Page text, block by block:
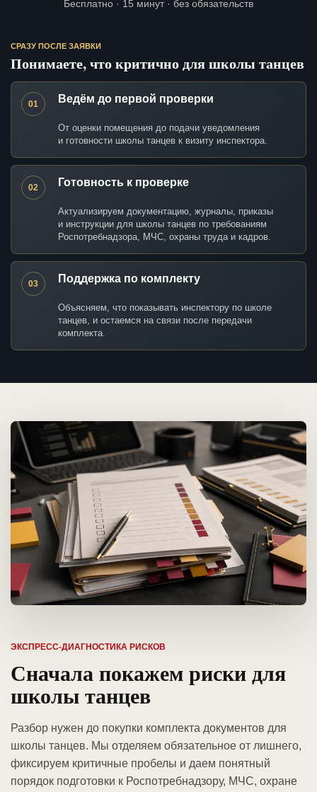
Бесплатно · 15 минут · без обязательств
СРАЗУ ПОСЛЕ ЗАЯВКИ
Понимаете, что критично для школы танцев
01 Ведём до первой проверки
От оценки помещения до подачи уведомления
и готовности школы танцев к визиту инспектора.
02 Готовность к проверке
Актуализируем документацию, журналы, приказы
и инструкции для школы танцев по требованиям
Роспотребнадзора, МЧС, охраны труда и кадров.
03 Поддержка по комплекту
Объясняем, что показывать инспектору по школе
танцев, и остаемся на связи после передачи
комплекта.
ЭКСПРЕСС-ДИАГНОСТИКА РИСКОВ
Сначала покажем риски для
школы танцев
Разбор нужен до покупки комплекта документов для
школы танцев. Мы отделяем обязательное от лишнего,
фиксируем критичные пробелы и даем понятный
порядок подготовки к Роспотребнадзору, МЧС, охране